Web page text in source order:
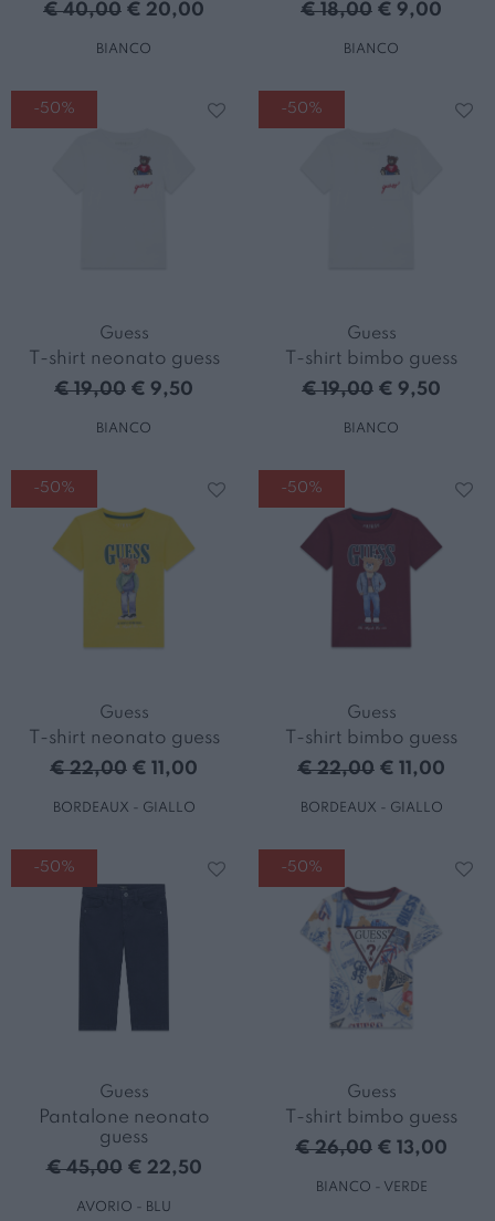
€ 40,00 € 20,00
BIANCO
€ 18,00 € 9,00
BIANCO
-50%
Guess
T-shirt neonato guess
€ 19,00 € 9,50
BIANCO
-50%
Guess
T-shirt bimbo guess
€ 19,00 € 9,50
BIANCO
-50%
Guess
T-shirt neonato guess
€ 22,00 € 11,00
BORDEAUX - GIALLO
-50%
Guess
T-shirt bimbo guess
€ 22,00 € 11,00
BORDEAUX - GIALLO
-50%
Guess
Pantalone neonato
guess
€ 45,00 € 22,50
AVORIO - BLU
-50%
Guess
T-shirt bimbo guess
€ 26,00 € 13,00
BIANCO - VERDE